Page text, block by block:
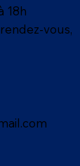
18h
vous,